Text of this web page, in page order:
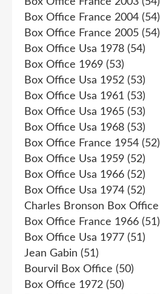
Box Office France 2004 (54)
Box Office France 2005 (54)
Box Office Usa 1978 (54)
Box Office 1969 (53)
Box Office Usa 1952 (53)
Box Office Usa 1961 (53)
Box Office Usa 1965 (53)
Box Office Usa 1968 (53)
Box Office France 1954 (52)
Box Office Usa 1959 (52)
Box Office Usa 1966 (52)
Box Office Usa 1974 (52)
Charles Bronson Box Office
Box Office France 1966 (51)
Box Office Usa 1977 (51)
Jean Gabin (51)
Bourvil Box Office (50)
Box Office 1972 (50)